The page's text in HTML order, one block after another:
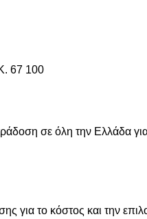
67 100
σε όλη την Ελλάδα
για το κόστος και την